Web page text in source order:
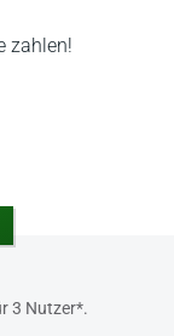
zahlen!
3 Nutzer*.